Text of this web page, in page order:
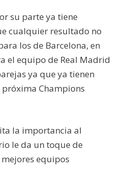
su parte ya tiene
cualquier resultado no
los de Barcelona, en
el equipo de Real Madrid
ya que ya tienen
Champions
la importancia al
le da un toque de
equipos